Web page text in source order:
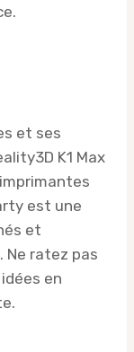
et ses
K1 Max
est une
et
Ne ratez pas
en